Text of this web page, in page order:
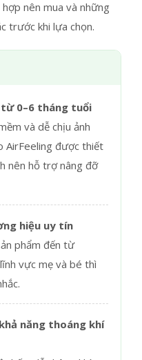
nên mua và những
trước khi lựa chọn.
từ 0–6 tháng tuổi
và dễ chịu ảnh
AirFeeling được thiết
nên hỗ trợ nâng đỡ
hiệu uy tín
phẩm đến từ
vực mẹ và bé thì
năng thoáng khí